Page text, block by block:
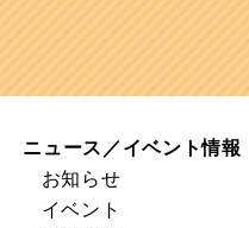
ニュース／イベント情報
お知らせ
イベント